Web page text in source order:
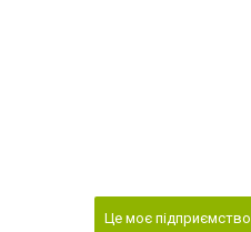
Це моє підприємство